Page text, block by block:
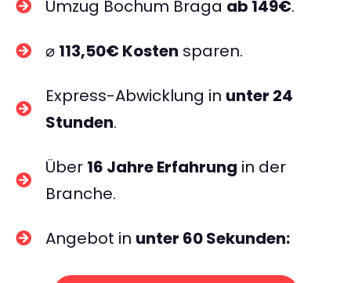
Umzug Bochum Braga ab 149€.
⌀ 113,50€ Kosten sparen.
Express-Abwicklung in unter 24
Stunden.
Über 16 Jahre Erfahrung in der
Branche.
Angebot in unter 60 Sekunden: